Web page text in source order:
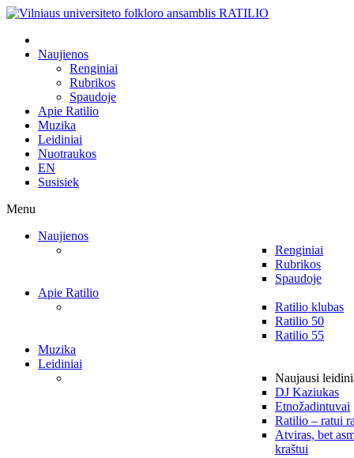
Naujienos
Renginiai
Rubrikos
Spaudoje
Apie Ratilio
Muzika
Leidiniai
Nuotraukos
EN
Susisiek
Menu
Naujienos
Renginiai
Rubrikos
Spaudoje
Apie Ratilio
Ratilio klubas
Ratilio 50
Ratilio 55
Muzika
Leidiniai
Naujausi
DJ Kaziukas
Etnožadintuvai
Ratilio – ratui
Atviras, bet
kraštui